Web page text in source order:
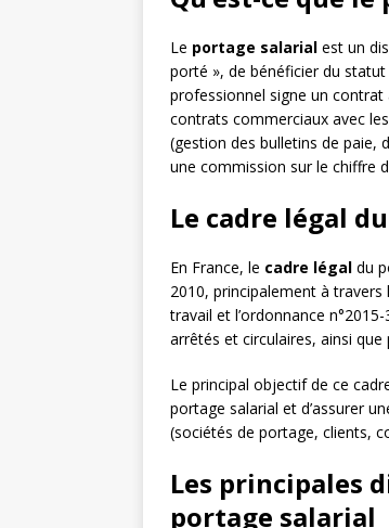
Le portage salarial est un
porté », de bénéficier du
professionnel signe un
contrats commerciaux avec
(gestion des bulletins de paie,
une commission sur le chiffre
Le cadre légal
En France, le cadre légal du
2010, principalement à
travail et l’ordonnance
arrêtés et circulaires, ainsi
Le principal objectif de ce
portage salarial et d’assurer
(sociétés de portage, clients,
Les principales
portage salarial